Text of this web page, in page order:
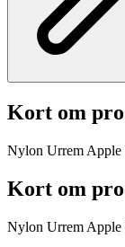
Kort om
Nylon Urrem Apple
Kort om
Nylon Urrem Apple